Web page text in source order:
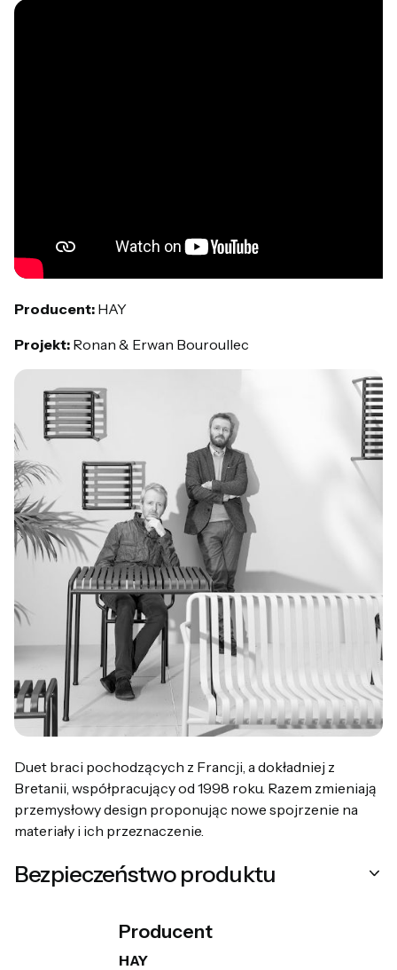
Producent: HAY
Projekt: Ronan & Erwan Bouroullec
Duet braci pochodzących z Francji, a dokładniej z
Bretanii, współpracujący od 1998 roku. Razem zmieniają
przemysłowy design proponując nowe spojrzenie na
materiały i ich przeznaczenie.
Bezpieczeństwo produktu
Producent
HAY